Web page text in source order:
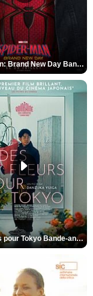
Spider-Man: Brand New Day Bande-annonce VO STFR
Des Fleurs pour Tokyo Bande-annonce VO STFR